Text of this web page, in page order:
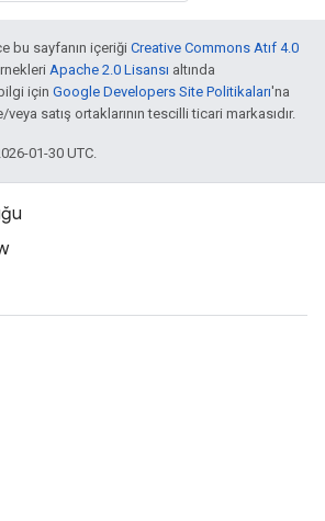
bu sayfanın içeriği Creative Commons Atıf 4.0
Apache 2.0 Lisansı altında
bilgi için Google Developers Site Politikaları'na
satış ortaklarının tescilli ticari markasıdır.
01-30 UTC.